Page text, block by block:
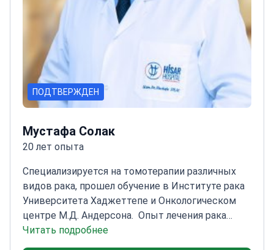
ПОДТВЕРЖДЕН
Мустафа Солак
20 лет опыта
Специализируется на томотерапии различных
видов рака, прошел обучение в Институте рака
Университета Хаджеттепе и Онкологическом
центре М.Д. Андерсона. Опыт лечения рака
молочной железы, яичек, яичников, легких, а
Читать подробнее